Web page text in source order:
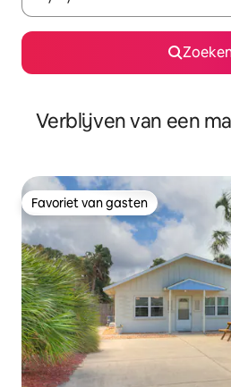
Verblijven van een
Favoriet van gasten
Favoriet van gasten